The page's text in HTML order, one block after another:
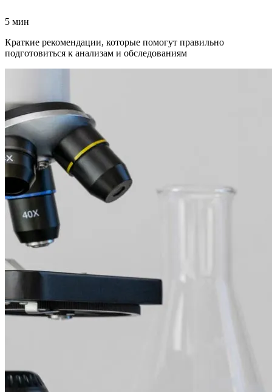
5 мин
Краткие рекомендации, которые помогут правильно
подготовиться к анализам и обследованиям